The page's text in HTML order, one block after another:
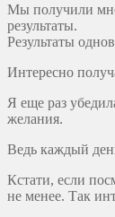
Мы получили
результаты.
Результаты
Интересно
Я еще раз
желания.
Ведь каждый
Кстати, если
не менее. Так